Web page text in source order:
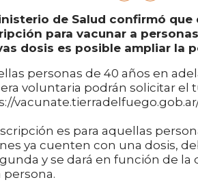
de Salud confirmó
para vacunar a
dosis es posible ampliar la
personas de 40 años en
voluntaria podrán solicitar el
es para aquellas
ya cuenten con una dosis,
y se dará en función de
persona.